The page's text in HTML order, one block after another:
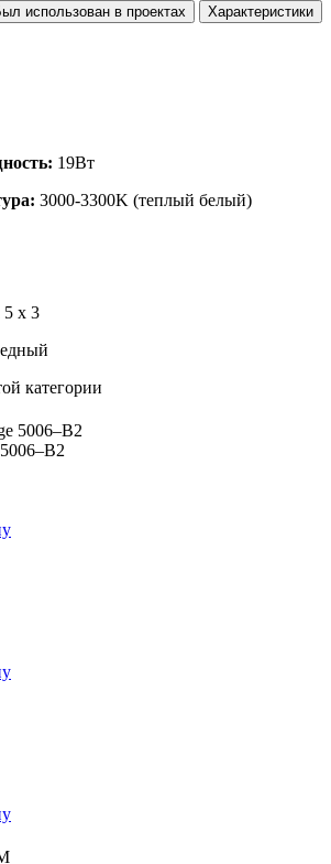
Был использован в проектах Характеристики
19Вт
3000-3300K (теплый белый)
5 x 3
категории